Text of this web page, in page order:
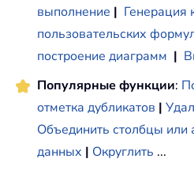
выполнение | Генерация
пользовательских
построение диаграмм |
Популярные функции:
отметка дубликатов |
Объединить столбцы или
данных | Округлить ...